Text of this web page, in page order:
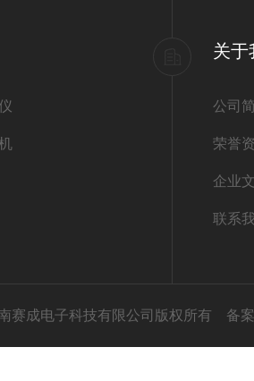
关于
公司
荣誉
企业
联系
赛成电子科技有限公司版权所有 备